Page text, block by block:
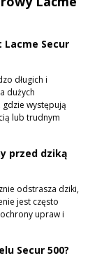
Secur
długich i
dużych
gdzie występują
lub trudnym
przed dziką
odstrasza dziki,
jest często
upraw i
Secur 500?